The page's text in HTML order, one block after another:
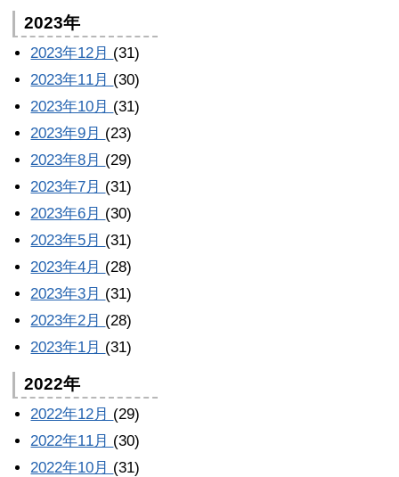
2023年
2023年12月 (31)
2023年11月 (30)
2023年10月 (31)
2023年9月 (23)
2023年8月 (29)
2023年7月 (31)
2023年6月 (30)
2023年5月 (31)
2023年4月 (28)
2023年3月 (31)
2023年2月 (28)
2023年1月 (31)
2022年
2022年12月 (29)
2022年11月 (30)
2022年10月 (31)